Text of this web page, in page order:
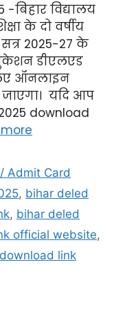
-बिहार विद्यालय
के दो वर्षीय
2025-27 के
डीएलएड
ऑनलाइन
जाएगा। यदि आप
download
/ Admit Card
, bihar deled
, bihar deled
official website,
link